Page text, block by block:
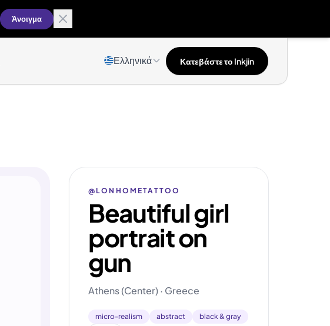
Άνοιγμα
Ελληνικά Κατεβάστε το Inkjin
@LONHOMETATTOO
Beautiful girl
portrait on
gun
Athens (Center) · Greece
micro-realism abstract
black & gray